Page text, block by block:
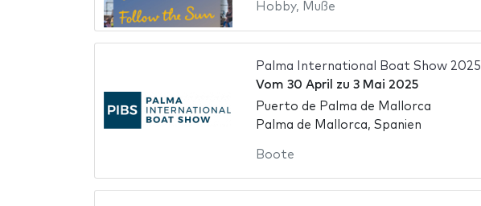
Hobby, Muße
Palma International Boat Show 2025
Vom 30 April zu 3 Mai 2025
Puerto de Palma de Mallorca
Palma de Mallorca, Spanien
Boote